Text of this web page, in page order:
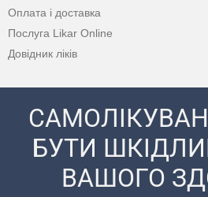
Оплата і доставка
Послуга Likar Online
Довідник ліків
БУТИ
ВАШОГО